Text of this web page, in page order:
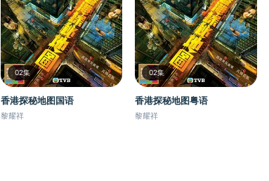
02集
香港探秘地图国语
黎耀祥
02集
香港探秘地图粤语
黎耀祥